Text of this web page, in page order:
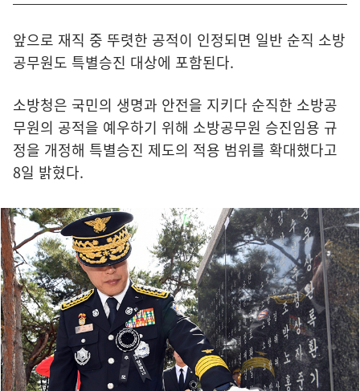
앞으로 재직 중 뚜렷한 공적이 인정되면 일반 순직 소방
공무원도 특별승진 대상에 포함된다.
소방청은 국민의 생명과 안전을 지키다 순직한 소방공
무원의 공적을 예우하기 위해 소방공무원 승진임용 규
정을 개정해 특별승진 제도의 적용 범위를 확대했다고
8일 밝혔다.